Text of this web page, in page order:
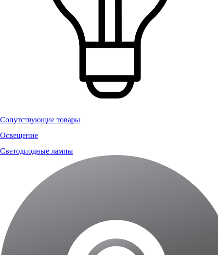
Сопутствующие товары
Освещение
Светодиодные лампы